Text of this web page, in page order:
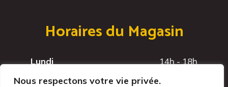
Nous respectons votre vie privée.
Horaires du Magasin
Lundi
14h - 18h